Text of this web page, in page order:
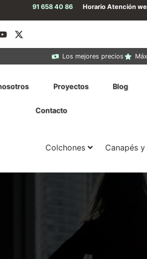
91 658 40 86 Horario Atención
Los mejores precios
Proyectos Blog
Contacto
Colchones Canapés y